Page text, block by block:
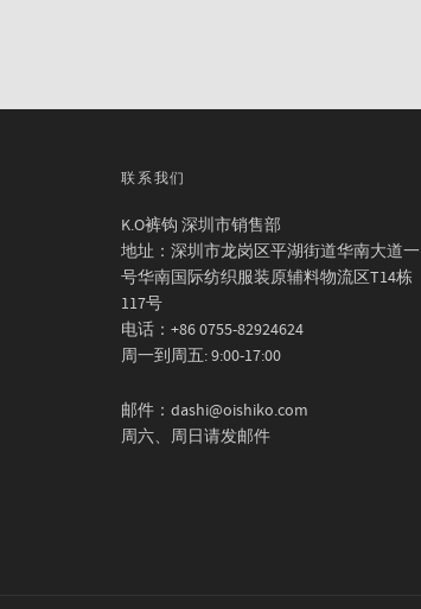
联系我们
K.O裤钩 深圳市销售部
地址：深圳市龙岗区平湖街道华南大道一
号华南国际纺织服装原辅料物流区T14栋
117号
电话：+86 0755-82924624
周一到周五: 9:00-17:00
邮件：dashi@oishiko.com
周六、周日请发邮件